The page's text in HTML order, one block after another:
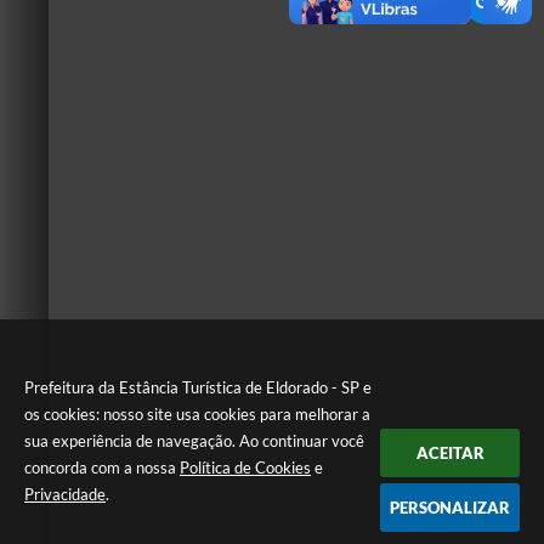
Prefeitura da Estância Turística de Eldorado - SP e
os cookies: nosso site usa cookies para melhorar a
sua experiência de navegação. Ao continuar você
concorda com a nossa Política de Cookies e
Privacidade.
ACEITAR
PERSONALIZAR